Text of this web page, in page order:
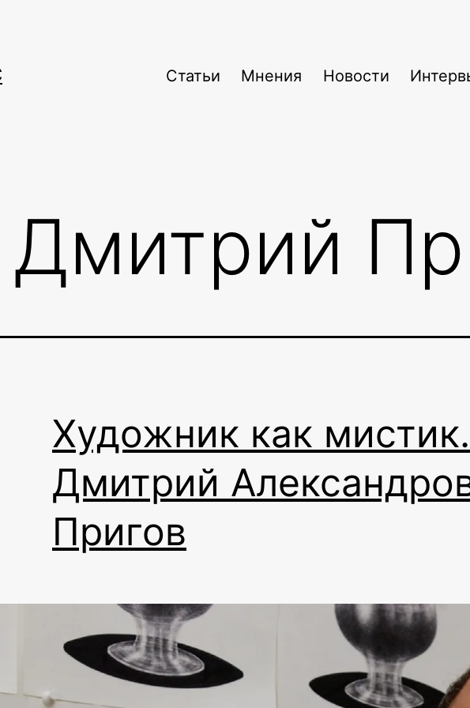
Статьи Мнения Новости
Дмитрий
Художник как мистик.
Дмитрий
Пригов